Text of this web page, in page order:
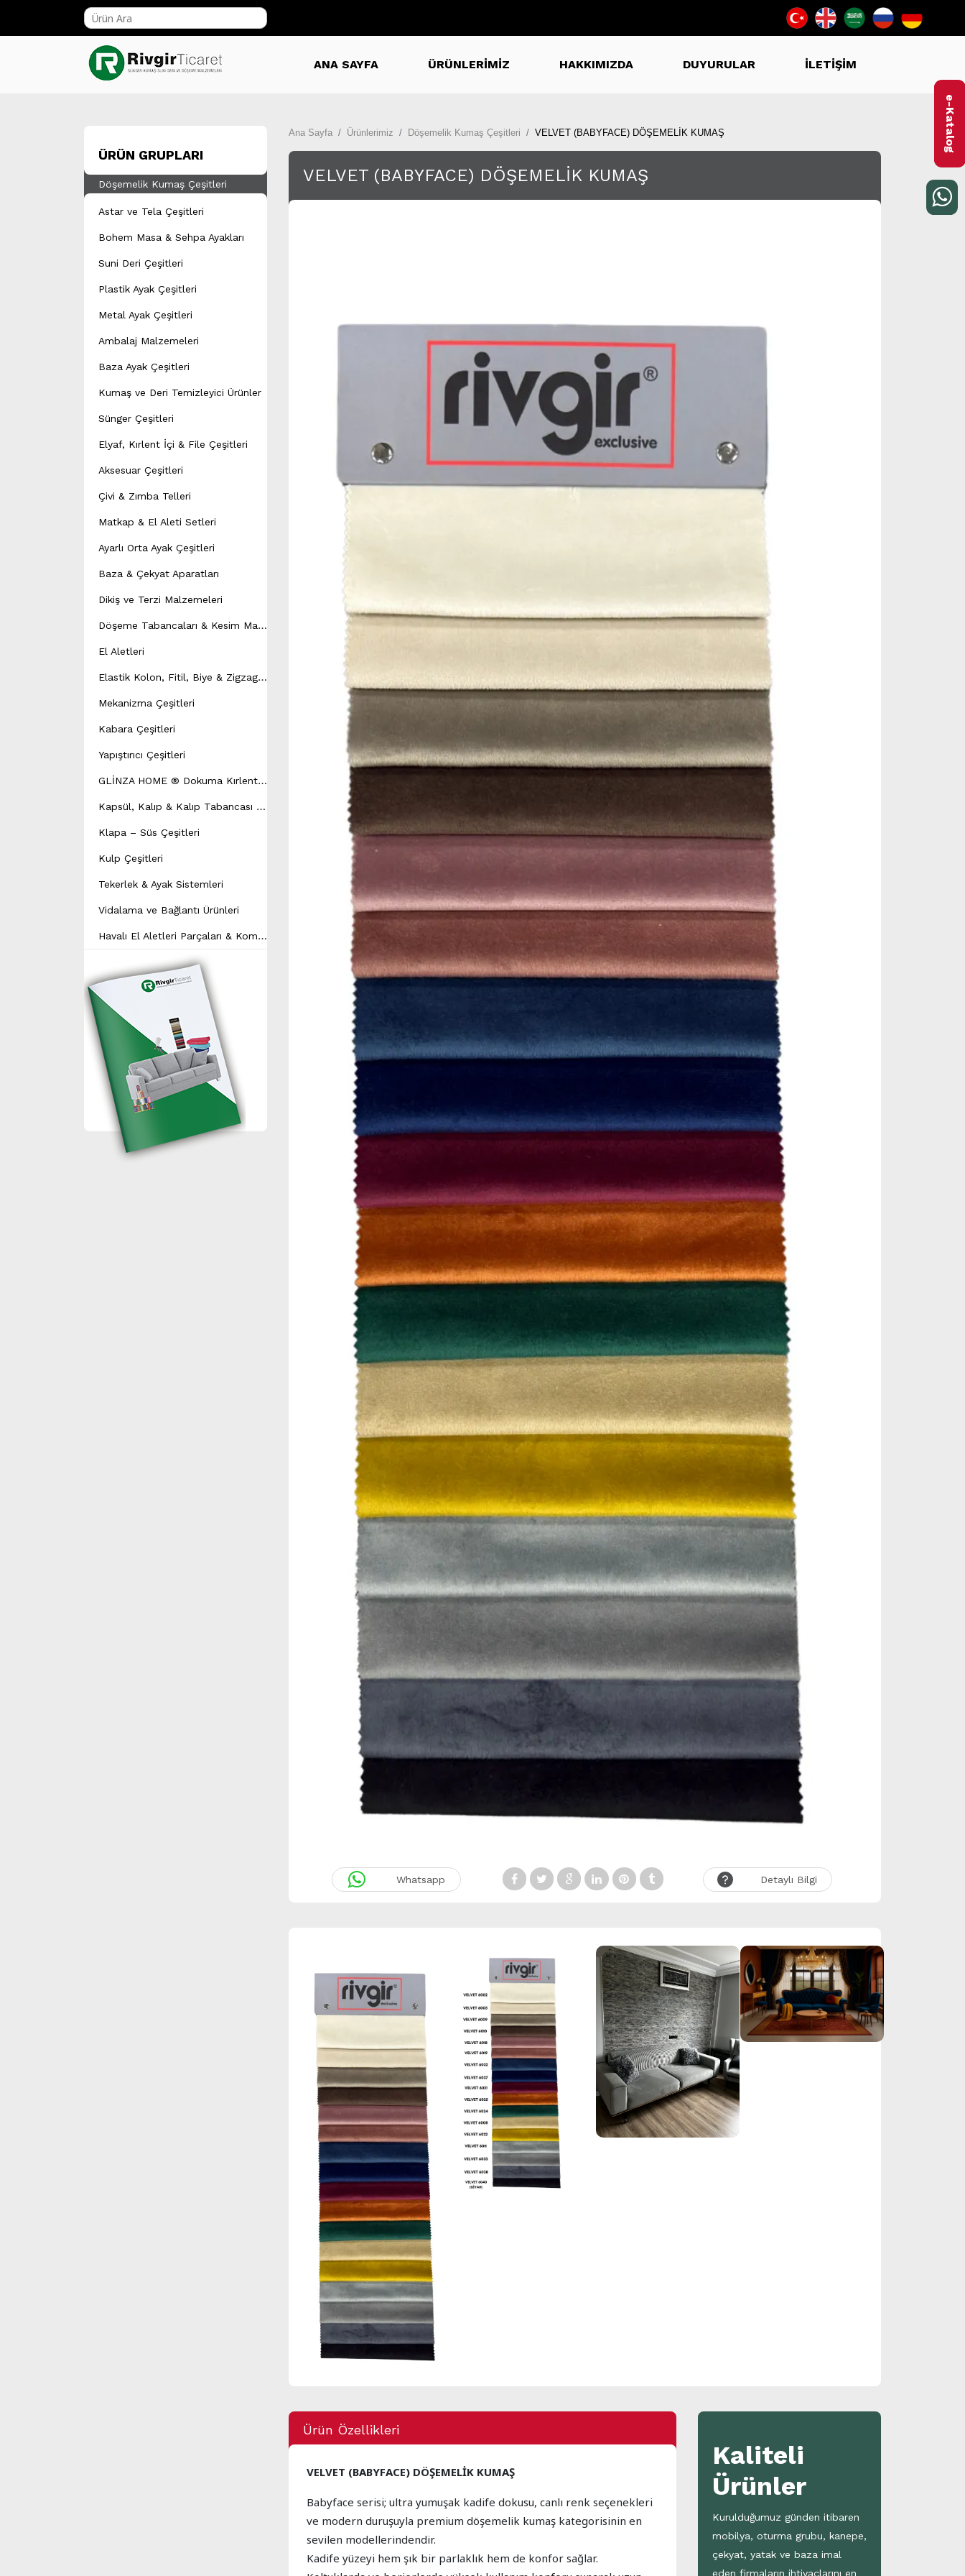
ANA SAYFA ÜRÜNLERİMİZ HAKKIMIZDA DUYURULAR İLETİŞİM
ÜRÜN GRUPLARI
Döşemelik Kumaş Çeşitleri
Astar ve Tela Çeşitleri
Bohem Masa & Sehpa Ayakları
Suni Deri Çeşitleri
Plastik Ayak Çeşitleri
Metal Ayak Çeşitleri
Ambalaj Malzemeleri
Baza Ayak Çeşitleri
Kumaş ve Deri Temizleyici Ürünler
Sünger Çeşitleri
Elyaf, Kırlent İçi & File Çeşitleri
Aksesuar Çeşitleri
Çivi & Zımba Telleri
Matkap & El Aleti Setleri
Ayarlı Orta Ayak Çeşitleri
Baza & Çekyat Aparatları
Dikiş ve Terzi Malzemeleri
D
öşeme Tabancaları & Kesim Makineleri
El Aletleri
E
lastik Kolon, Fitil, Biye & Zigzag Yay Çeşitleri
Mekanizma Çeşitleri
Kabara Çeşitleri
Yapıştırıcı Çeşitleri
G
LİNZA HOME ® Dokuma Kırlent Modeli
K
apsül, Kalıp & Kalıp Tabancası Çeşitleri
Klapa – Süs Çeşitleri
Kulp Çeşitleri
Tekerlek & Ayak Sistemleri
Vidalama ve Bağlantı Ürünleri
H
avalı El Aletleri Parçaları & Kompresör Yedek Parçaları
Ana Sayfa Ürünlerimiz Döşemelik Kumaş Çeşitleri VELVET (BABYFACE) DÖŞEMELİK KUMAŞ
VELVET (BABYFACE) DÖŞEMELİK KUMAŞ
Whatsapp Detaylı Bilgi
Ürün Özellikleri
VELVET (BABYFACE) DÖŞEMELİK KUMAŞ
Babyface serisi; ultra yumuşak kadife dokusu, canlı renk seçenekleri
ve modern duruşuyla premium döşemelik kumaş kategorisinin en
sevilen modellerindendir.
Kadife yüzeyi hem şık bir parlaklık hem de konfor sağlar.
Kaliteli
Ürünler
Kurulduğumuz günden itibaren
mobilya, oturma grubu, kanepe,
çekyat, yatak ve baza imal
eden firmaların ihtiyaçlarını en
e-Katalog